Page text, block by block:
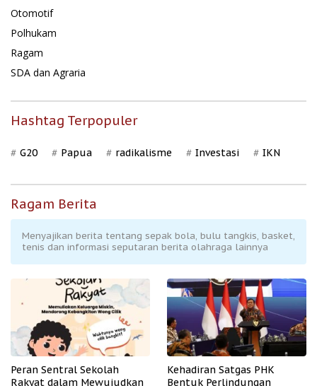
Otomotif
Polhukam
Ragam
SDA dan Agraria
Hashtag Terpopuler
G20 Papua radikalisme Investasi IKN
Ragam Berita
Menyajikan berita tentang sepak bola, bulu tangkis, basket,
tenis dan informasi seputaran berita olahraga lainnya
Peran Sentral Sekolah
Rakyat dalam Mewujudkan
Kehadiran Satgas PHK
Bentuk Perlindungan